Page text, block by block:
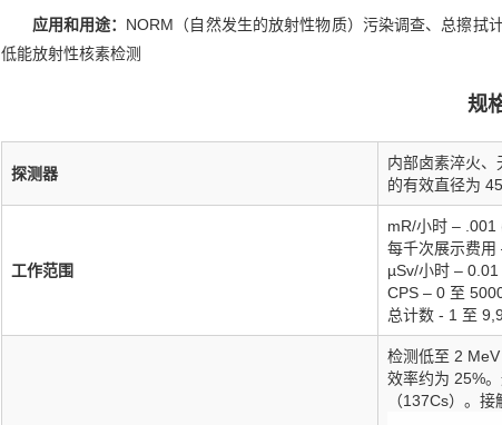
应用和用途： NORM（自然发生的放射性物质）污染调查、总擦拭
低能放射性核素检测
规
探测器
内部卤素淬火
的有效直径为
工作范围
mR/小时 – .001
每千次展示费
µSv/小时 –
CPS – 0 至
总计数 - 1 至
检测低至 2
效率约为 25%
（137Cs）。